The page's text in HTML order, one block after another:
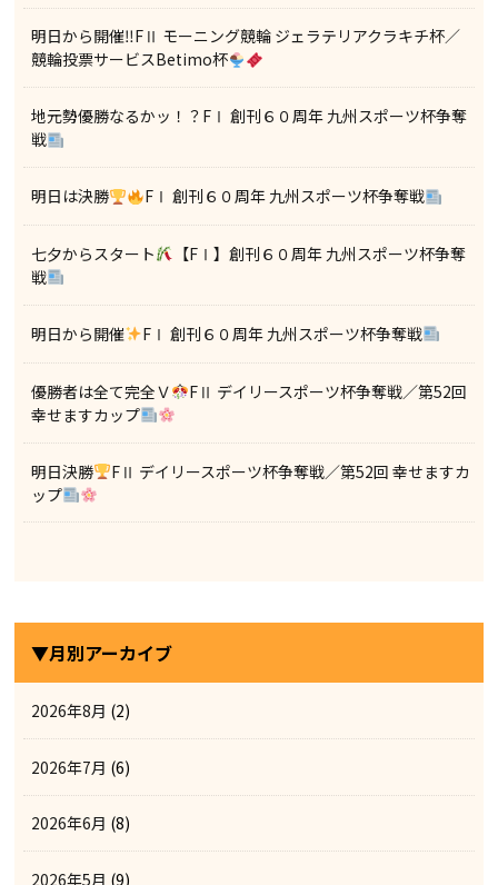
明日から開催‼FⅡ モーニング競輪 ジェラテリアクラキチ杯／
競輪投票サービスBetimo杯
地元勢優勝なるかッ！？FⅠ 創刊６０周年 九州スポーツ杯争奪
戦
明日は決勝 FⅠ 創刊６０周年 九州スポーツ杯争奪戦
七夕からスタート
【FⅠ】創刊６０周年 九州スポーツ杯争奪
戦
明日から開催 FⅠ 創刊６０周年 九州スポーツ杯争奪戦
優勝者は全て完全Ｖ
FⅡ デイリースポーツ杯争奪戦／第52回
幸せますカップ
明日決勝
FⅡ デイリースポーツ杯争奪戦／第52回 幸せますカ
ップ
▼月別アーカイブ
2026年8月 (2)
2026年7月 (6)
2026年6月 (8)
2026年5月 (9)